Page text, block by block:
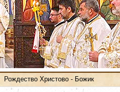
Рождество Христово - Божик